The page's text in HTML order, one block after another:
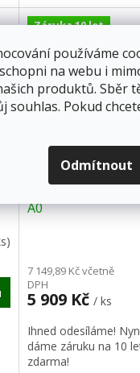
používáme
na webu i
produktů. Sběr
souhlas. Pokud
Odmítnout
Záruka 10 let
Reklamní stojan
A0
7 149,89 Kč včetně
DPH
5 909 Kč / ks
Ihned odesíláme!
dáme záruku na 10
zdarma!